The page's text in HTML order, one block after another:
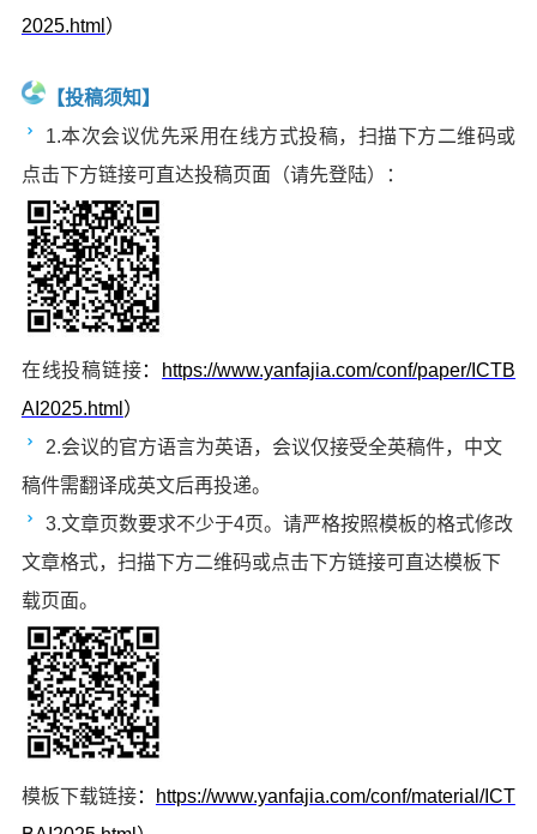
2025.html ）
【投稿须知】
1.本次会议优先采用在线方式投稿，扫描下方二维码或
点击下方链接可直达投稿页面（请先登陆）：
在线投稿链接：
https://www.yanfajia.com/conf/paper/ICTB
AI2025.html ）
2.会议的官方语言为英语，会议仅接受全英稿件，中文
稿件需翻译成英文后再投递。
3.文章页数要求不少于4页。请严格按照模板的格式修改
文章格式，扫描下方二维码或点击下方链接可直达模板下
载页面。
模板下载链接：
https://www.yanfajia.com/conf/material/ICT